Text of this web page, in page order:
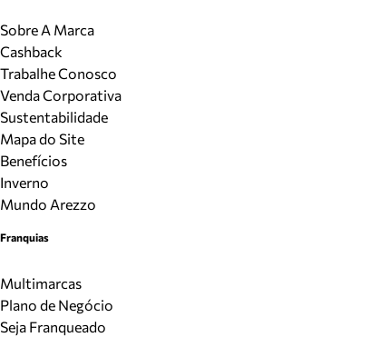
Sobre A Marca
Cashback
Trabalhe Conosco
Venda Corporativa
Sustentabilidade
Mapa do Site
Benefícios
Inverno
Mundo Arezzo
Franquias
Multimarcas
Plano de Negócio
Seja Franqueado